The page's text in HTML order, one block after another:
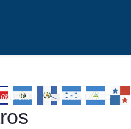
CONTACTO